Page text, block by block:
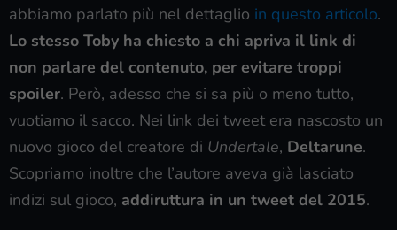
abbiamo parlato più nel dettaglio in questo articolo.
Lo stesso Toby ha chiesto a chi apriva il link di
non parlare del contenuto, per evitare troppi
spoiler. Però, adesso che si sa più o meno tutto,
vuotiamo il sacco. Nei link dei tweet era nascosto un
nuovo gioco del creatore di Undertale, Deltarune.
Scopriamo inoltre che l’autore aveva già lasciato
indizi sul gioco, addiruttura in un tweet del 2015.